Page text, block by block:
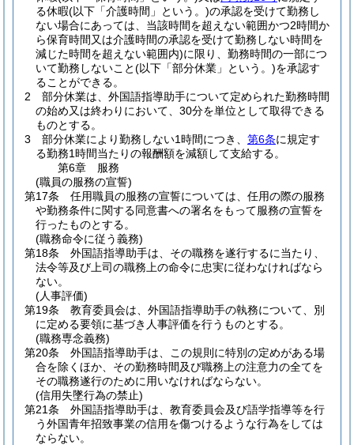
る休暇(以下「介護時間」という。)の承認を受けて勤務し
ない場合にあっては、当該時間を超えない範囲かつ2時間か
ら保育時間又は介護時間の承認を受けて勤務しない時間を
減じた時間を超えない範囲内)に限り、勤務時間の一部につ
いて勤務しないこと(以下「部分休業」という。)を承認す
ることができる。
2
部分休業は、外国語指導助手について定められた勤務時間
の始め又は終わりにおいて、30分を単位として取得できる
ものとする。
3
部分休業により勤務しない1時間につき、 第6条に規定す
る勤務1時間当たりの報酬額を減額して支給する。
第6章
服務
(職員の服務の宣誓)
第17条
任用職員の服務の宣誓については、任用の際の服務
や勤務条件に関する同意書への署名をもって服務の宣誓を
行ったものとする。
(職務命令に従う義務)
第18条
外国語指導助手は、その職務を遂行するに当たり、
法令等及び上司の職務上の命令に忠実に従わなければなら
ない。
(人事評価)
第19条
教育委員会は、外国語指導助手の執務について、別
に定める要領に基づき人事評価を行うものとする。
(職務専念義務)
第20条
外国語指導助手は、この規則に特別の定めがある場
合を除くほか、その勤務時間及び職務上の注意力の全てを
その職務遂行のために用いなければならない。
(信用失墜行為の禁止)
第21条
外国語指導助手は、教育委員会及び語学指導等を行
う外国青年招致事業の信用を傷つけるような行為をしては
ならない。